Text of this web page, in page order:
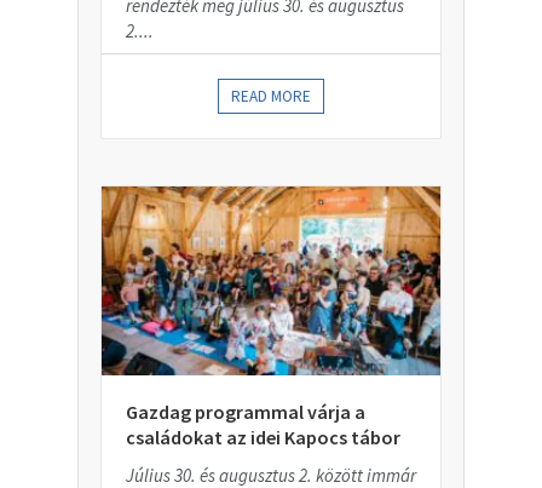
rendezték meg július 30. és augusztus
2....
READ MORE
Gazdag programmal várja a
családokat az idei Kapocs tábor
Július 30. és augusztus 2. között immár